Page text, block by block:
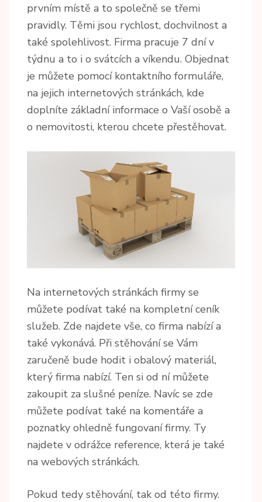
prvním místě a to společně se třemi
pravidly. Těmi jsou rychlost, dochvilnost a
také spolehlivost. Firma pracuje 7 dní v
týdnu a to i o svátcích a víkendu. Objednat
je můžete pomocí kontaktního formuláře,
na jejich internetových stránkách, kde
doplníte základní informace o Vaší osobě a
o nemovitosti, kterou chcete přestěhovat.
Na internetových stránkách firmy se
můžete podívat také na kompletní ceník
služeb. Zde najdete vše, co firma nabízí a
také vykonává. Při stěhování se Vám
zaručeně bude hodit i obalový materiál,
který firma nabízí. Ten si od ní můžete
zakoupit za slušné peníze. Navíc se zde
můžete podívat také na komentáře a
poznatky ohledně fungovaní firmy. Ty
najdete v odrážce reference, která je také
na webových stránkách.
Pokud tedy stěhování, tak od této firmy.